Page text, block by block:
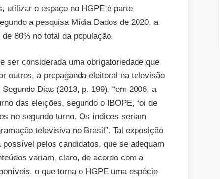
utilizar o espaço no HGPE é parte
a pesquisa Mídia Dados de 2020, a
80% no total da população.
ser considerada uma obrigatoriedade que
outros, a propaganda eleitoral na televisão
Dias (2013, p. 199), “em 2006, a
das eleições, segundo o IBOPE, foi de
no segundo turno. Os índices seriam
televisiva no Brasil”. Tal exposição
pelos candidatos, que se adequam
variam, claro, de acordo com a
o que torna o HGPE uma espécie